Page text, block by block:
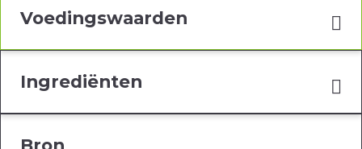
Voedingswaarden
Ingrediënten
Bron